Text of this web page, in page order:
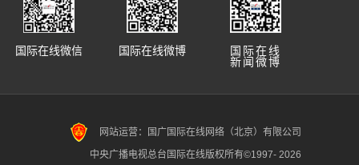
国际在线
新闻微博
国际在线微博
国际在线微信
网站运营：国广国际在线网络（北京）有限公司
中央广播电视总台国际在线版权所有©1997- 2026